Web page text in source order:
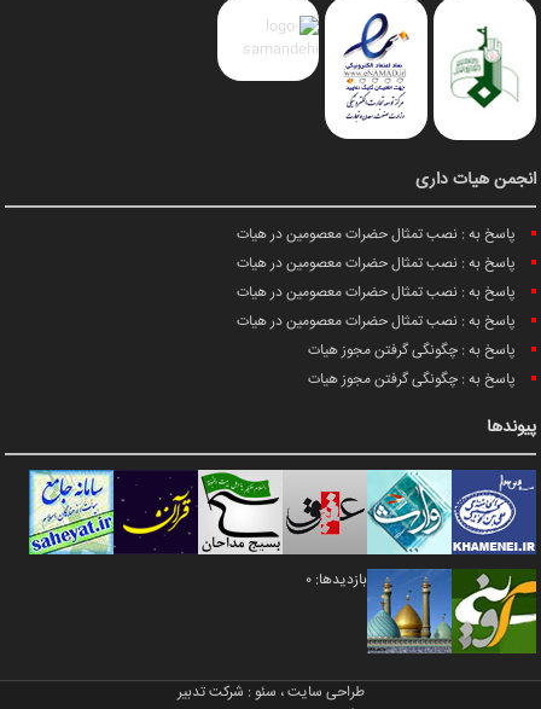
انجمن هیات داری
پاسخ به : نصب تمثال حضرات معصومین در هیات
پاسخ به : نصب تمثال حضرات معصومین در هیات
پاسخ به : نصب تمثال حضرات معصومین در هیات
پاسخ به : نصب تمثال حضرات معصومین در هیات
پاسخ به : چگونگی گرفتن مجوز هیات
پاسخ به : چگونگی گرفتن مجوز هیات
پیوندها
بازدیدها: 0
طراحی سایت، سئو : شرکت تدبیر